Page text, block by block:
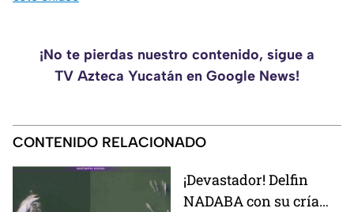
¡No te pierdas nuestro contenido, sigue a
TV Azteca Yucatán en Google News!
CONTENIDO RELACIONADO
¡Devastador! Delfin
NADABA con su cría